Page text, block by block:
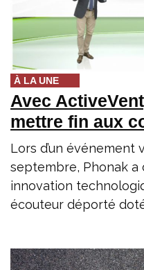
À LA UNE
Avec
mettre fin aux
Lors d’un événement
septembre, Phonak
innovation
écouteur déporté doté